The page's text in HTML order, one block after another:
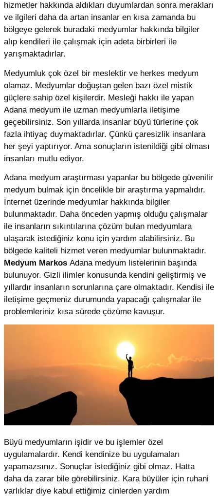
hizmetler hakkında aldıkları duyumlardan sonra merakları
ve ilgileri daha da artan insanlar en kısa zamanda bu
bölgeye gelerek buradaki medyumlar hakkında bilgiler
alıp kendileri ile çalışmak için adeta birbirleri ile
yarışmaktadırlar.
Medyumluk çok özel bir meslektir ve herkes medyum
olamaz. Medyumlar doğuştan gelen bazı özel mistik
güçlere sahip özel kişilerdir. Mesleği hakkı ile yapan
Adana medyum ile uzman medyumlarla iletişime
geçebilirsiniz. Son yıllarda insanlar büyü türlerine çok
fazla ihtiyaç duymaktadırlar. Çünkü çaresizlik insanlara
her şeyi yaptırıyor. Ama sonuçların istenildiği gibi olması
insanları mutlu ediyor.
Adana medyum araştırması yapanlar bu bölgede güvenilir
medyum bulmak için öncelikle bir araştırma yapmalıdır.
İnternet üzerinde medyumlar hakkında bilgiler
bulunmaktadır. Daha önceden yapmış olduğu çalışmalar
ile insanların sıkıntılarına çözüm bulan medyumlara
ulaşarak istediğiniz konu için yardım alabilirsiniz. Bu
bölgede kaliteli hizmet veren medyumlar bulunmaktadır.
Medyum Markos Adana medyum listelerinin başında
bulunuyor. Gizli ilimler konusunda kendini geliştirmiş ve
yıllardır insanların sorunlarına çare olmaktadır. Kendisi ile
iletişime geçmeniz durumunda yapacağı çalışmalar ile
problemleriniz kısa sürede çözüme kavuşur.
Büyü medyumların işidir ve bu işlemler özel
uygulamalardır. Kendi kendinize bu uygulamaları
yapamazsınız. Sonuçlar istediğiniz gibi olmaz. Hatta
daha da zarar bile görebilirsiniz. Kara büyüler için ruhani
varlıklar diye kabul ettiğimiz cinlerden yardım